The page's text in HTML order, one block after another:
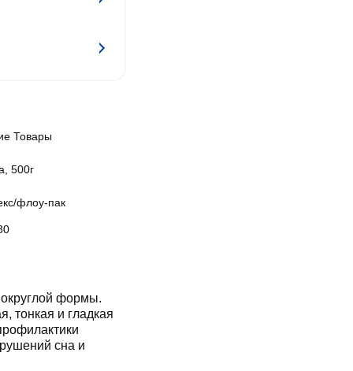
Товары
500г
флоу-пак
формы.
тонкая и гладкая
сна и